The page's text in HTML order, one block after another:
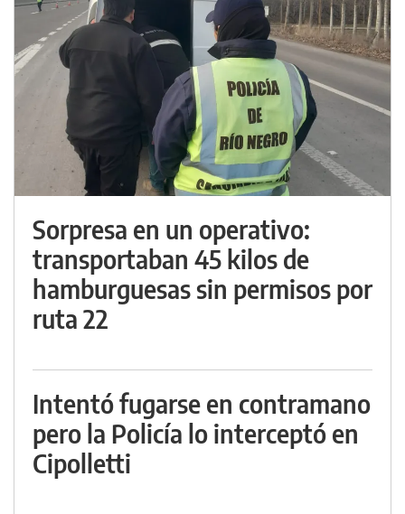
Sorpresa en un operativo:
transportaban 45 kilos de
hamburguesas sin permisos por
ruta 22
Intentó fugarse en contramano
pero la Policía lo interceptó en
Cipolletti